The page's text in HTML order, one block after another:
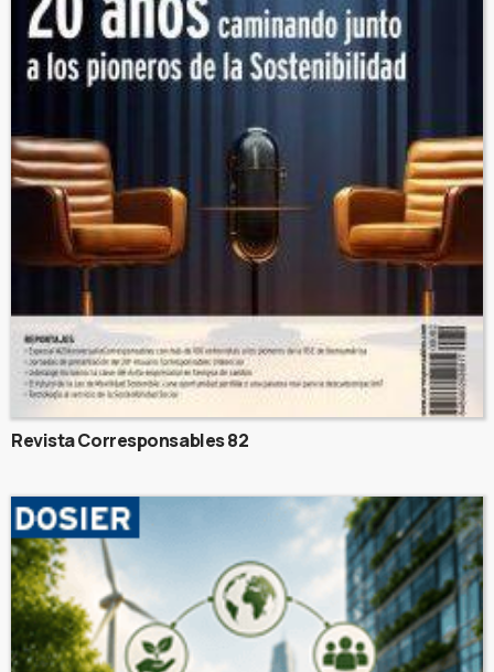
Revista Corresponsables 82